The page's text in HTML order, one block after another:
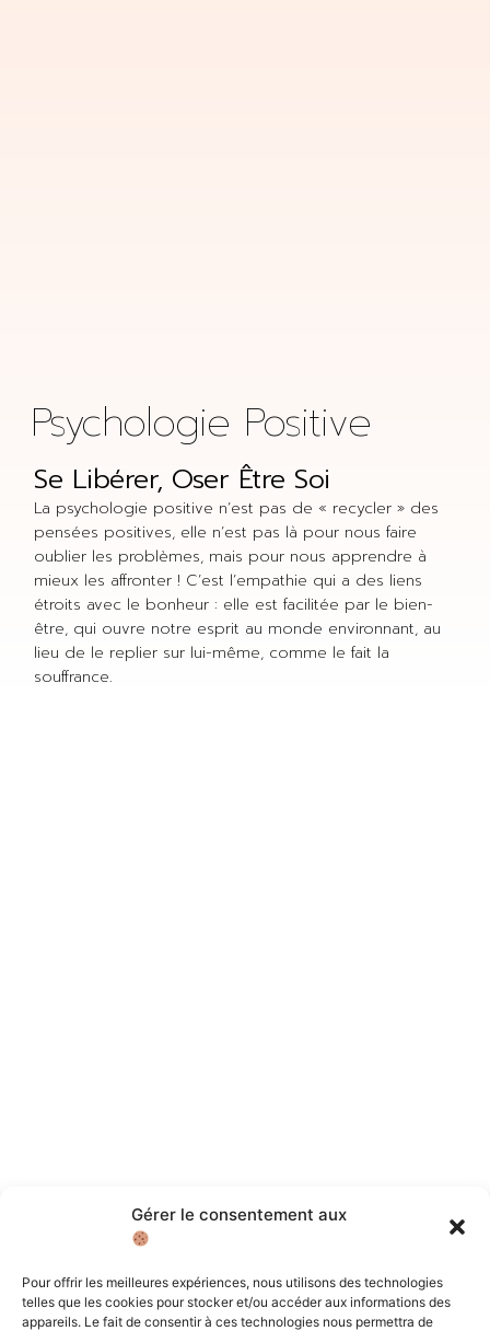
Gérer le consentement aux
Pour offrir les meilleures expériences, nous utilisons des technologies
telles que les cookies pour stocker et/ou accéder aux informations des
appareils. Le fait de consentir à ces technologies nous permettra de
Psychologie Positive
Se Libérer, Oser Être Soi
La psychologie positive n’est pas de « recycler » des
pensées positives, elle n’est pas là pour nous faire
oublier les problèmes, mais pour nous apprendre à
mieux les affronter ! C’est l’empathie qui a des liens
étroits avec le bonheur : elle est facilitée par le bien-
être, qui ouvre notre esprit au monde environnant, au
lieu de le replier sur lui-même, comme le fait la
souffrance.